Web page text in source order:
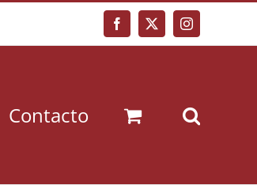
Facebook
X Instagram
Contacto